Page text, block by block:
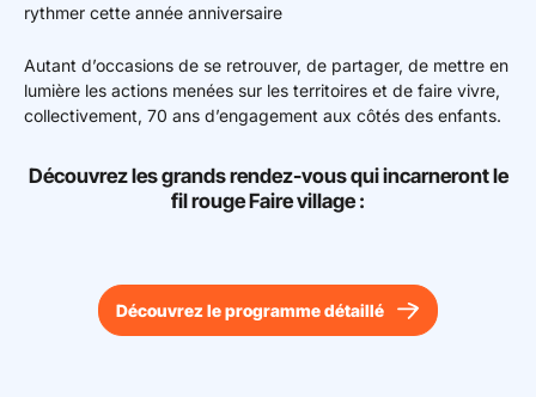
rythmer cette année anniversaire
Autant d’occasions de se retrouver, de partager, de mettre en
lumière les actions menées sur les territoires et de faire vivre,
collectivement, 70 ans d’engagement aux côtés des enfants.
Découvrez les grands rendez-vous qui incarneront le
fil rouge Faire village :
Découvrez le programme détaillé